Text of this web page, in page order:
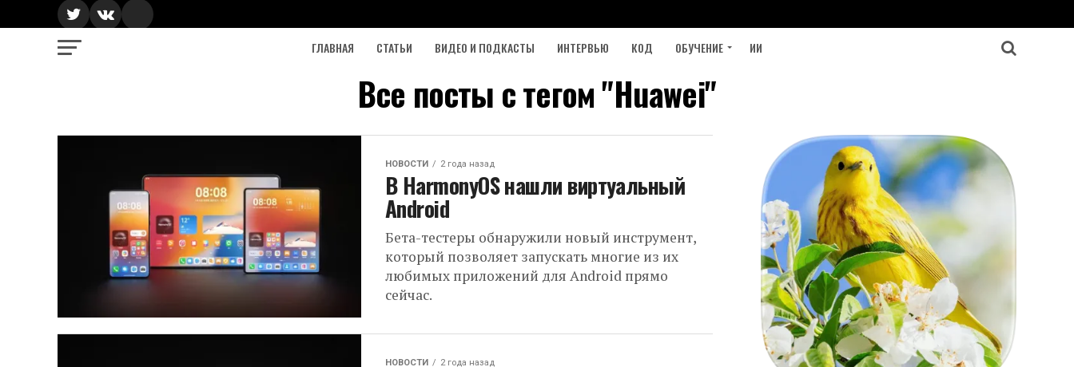
ГЛАВНАЯ СТАТЬИ ВИДЕО И ПОДКАСТЫ ИНТЕРВЬЮ КОД ОБУЧЕНИЕ ИИ
Все посты с тегом "Huawei"
НОВОСТИ 2 года назад
В HarmonyOS нашли виртуальный
Android
Бета-тестеры обнаружили новый инструмент,
который позволяет запускать многие из их
любимых приложений для Android прямо
сейчас.
НОВОСТИ 2 года назад